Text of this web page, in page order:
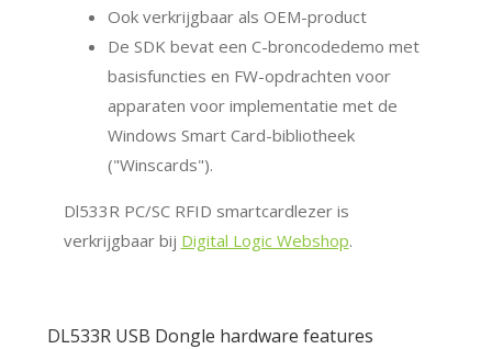
Ook verkrijgbaar als OEM-product
De SDK bevat een C-broncodedemo met
basisfuncties en FW-opdrachten voor
apparaten voor implementatie met de
Windows Smart Card-bibliotheek
("Winscards").
Dl533R PC/SC RFID smartcardlezer is
verkrijgbaar bij Digital Logic Webshop.
DL533R USB Dongle hardware features